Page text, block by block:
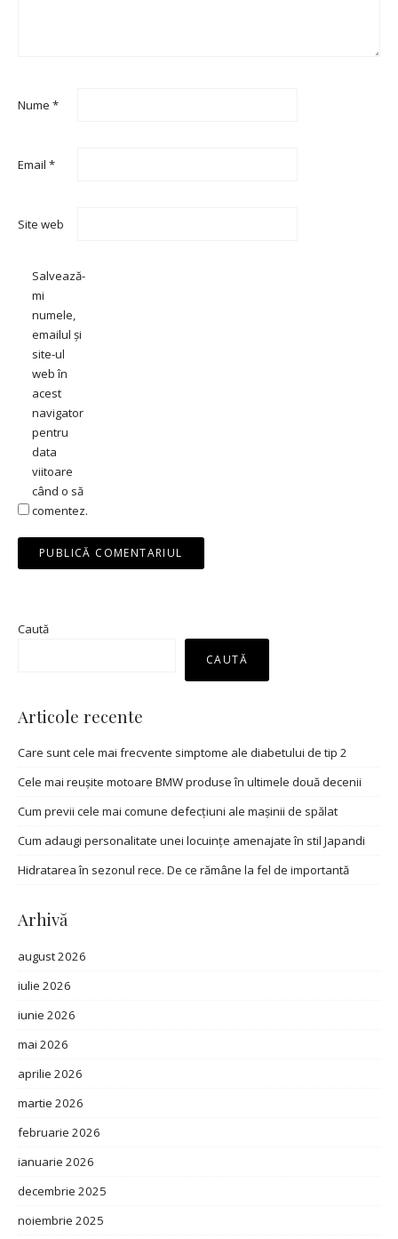
Nume *
Email *
Site web
Salvează-
mi
numele,
emailul și
site-ul
web în
acest
navigator
pentru
data
viitoare
când o să
comentez.
Caută
CAUTĂ
Articole recente
Care sunt cele mai frecvente simptome ale diabetului de tip 2
Cele mai reușite motoare BMW produse în ultimele două decenii
Cum previi cele mai comune defecțiuni ale mașinii de spălat
Cum adaugi personalitate unei locuințe amenajate în stil Japandi
Hidratarea în sezonul rece. De ce rămâne la fel de importantă
Arhivă
august 2026
iulie 2026
iunie 2026
mai 2026
aprilie 2026
martie 2026
februarie 2026
ianuarie 2026
decembrie 2025
noiembrie 2025